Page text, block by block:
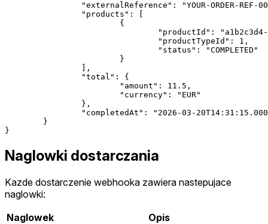
Naglowki dostarczania
Kazde dostarczenie webhooka zawiera nastepujace
naglowki:
Naglowek
Opis